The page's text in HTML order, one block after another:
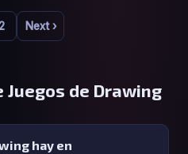
2 Next ›
Juegos de Drawing
hay en